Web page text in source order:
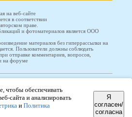
на веб-сайте
в соответствии
праве.
и фотоматериалов является ООО
материалов без гиперрассылки на
Пользователи должны соблюдать
отправке комментариев, вопросов,
на форуме
ООО "Проводник"
чтобы обеспечивать
сайта и анализировать
и Политика
Я
согласен/
согласна